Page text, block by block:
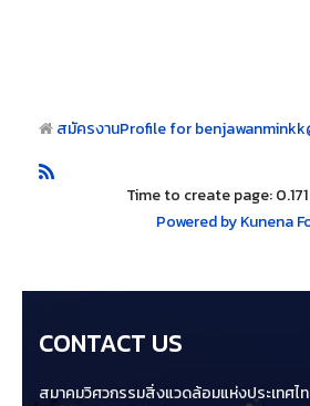
สมัครงานProfile for
Time to create page:
Powered by Kunena
CONTACT US
สมาคมวิศวกรรมสิ่งแวดล้อมแห่งประเทศไ